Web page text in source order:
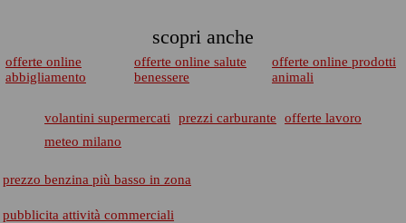
scopri anche
offerte online
abbigliamento
offerte online salute
benessere
offerte online prodotti
animali
volantini supermercati prezzi carburante
offerte lavoro
meteo milano
prezzo benzina più basso in zona
pubblicita attività commerciali